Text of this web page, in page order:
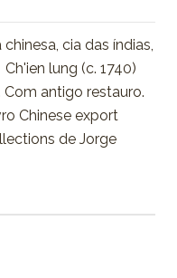
cia das índias,
lung (c. 1740)
antigo restauro.
Chinese export
de Jorge